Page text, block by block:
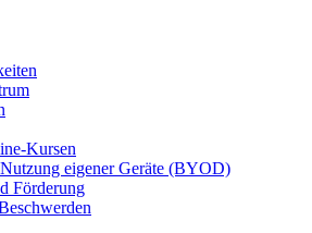
Kursen
eigener Geräte (BYOD)
Förderung